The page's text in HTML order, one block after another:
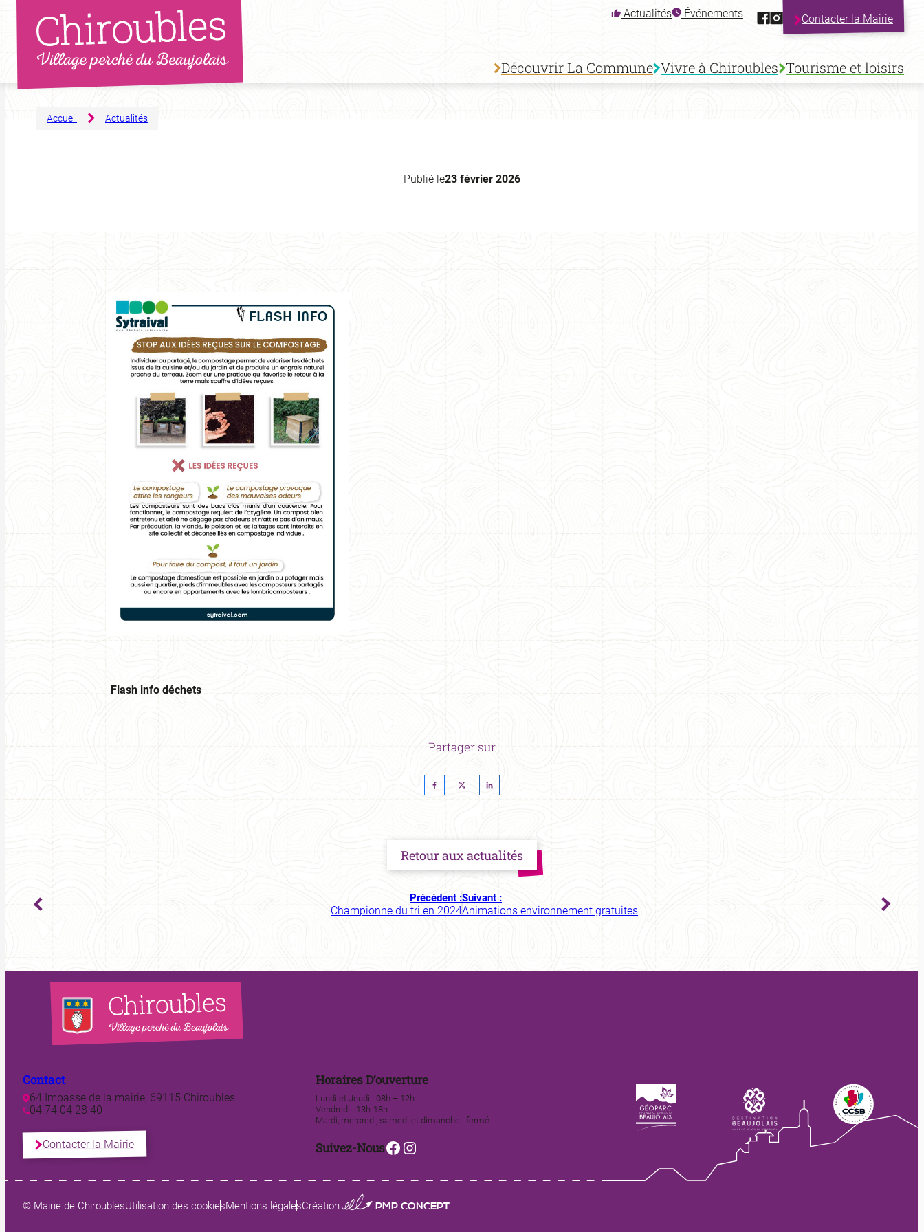
Aller
au
contenu
Actualités Événements Facebook
Instagram
Contacter la Mairie
Découvrir La Commune Vivre à Chiroubles Tourisme et loisirs
Accueil Actualités
Publié le23 février 2026
Flash info déchets
Partager sur
Retour aux actualités
Précédent :
Championne du tri en 2024
Suivant :
Animations environnement gratuites
Contact
64 Impasse de la mairie, 69115 Chiroubles
04 74 04 28 40
Contacter la Mairie
Horaires D’ouverture
Lundi et Jeudi : 08h – 12h
Vendredi : 13h-18h
Mardi, mercredi, samedi et dimanche : fermé
Suivez-NousFacebook
Instagram
© Mairie de ChiroublesUtilisation des cookiesMentions légalesCréation 0123 PMP CONCEPT